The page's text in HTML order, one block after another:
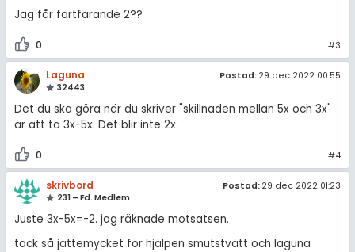
Jag får fortfarande 2??
0 #3
Laguna
32443
Postad: 29 dec 2022 00:55
Det du ska göra när du skriver "skillnaden mellan 5x och 3x"
är att ta 3x-5x. Det blir inte 2x.
0 #4
skrivbord
231 – Fd. Medlem
Postad: 29 dec 2022 01:23
Juste 3x-5x=-2. jag räknade motsatsen.
tack så jättemycket för hjälpen smutstvätt och laguna